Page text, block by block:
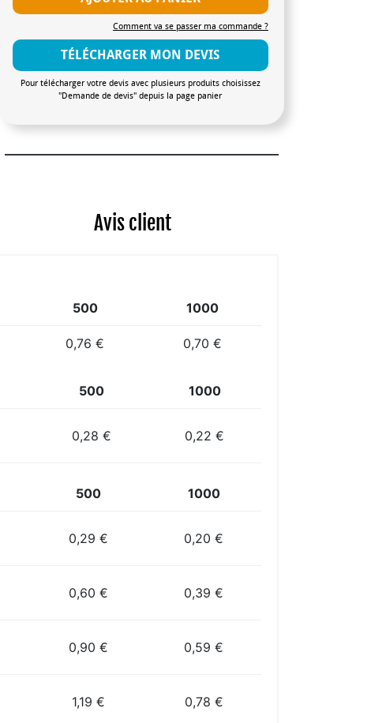
Comment va se passer ma commande ?
TÉLÉCHARGER MON DEVIS
Pour télécharger votre devis avec plusieurs produits choisissez
"Demande de devis" depuis la page panier
Avis client
500 1000
0,76 € 0,70 €
500 1000
0,28 € 0,22 €
500 1000
0,29 € 0,20 €
0,60 € 0,39 €
0,90 € 0,59 €
1,19 € 0,78 €